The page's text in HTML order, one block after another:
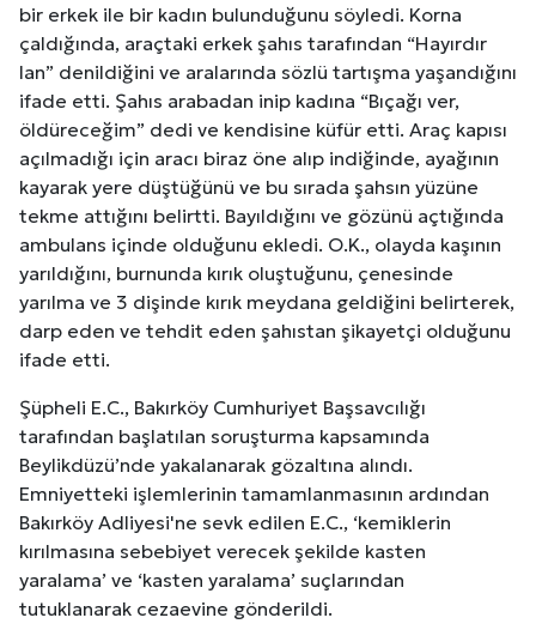
bir erkek ile bir kadın bulunduğunu söyledi. Korna
çaldığında, araçtaki erkek şahıs tarafından “Hayırdır
lan” denildiğini ve aralarında sözlü tartışma yaşandığını
ifade etti. Şahıs arabadan inip kadına “Bıçağı ver,
öldüreceğim” dedi ve kendisine küfür etti. Araç kapısı
açılmadığı için aracı biraz öne alıp indiğinde, ayağının
kayarak yere düştüğünü ve bu sırada şahsın yüzüne
tekme attığını belirtti. Bayıldığını ve gözünü açtığında
ambulans içinde olduğunu ekledi. O.K., olayda kaşının
yarıldığını, burnunda kırık oluştuğunu, çenesinde
yarılma ve 3 dişinde kırık meydana geldiğini belirterek,
darp eden ve tehdit eden şahıstan şikayetçi olduğunu
ifade etti.
Şüpheli E.C., Bakırköy Cumhuriyet Başsavcılığı
tarafından başlatılan soruşturma kapsamında
Beylikdüzü’nde yakalanarak gözaltına alındı.
Emniyetteki işlemlerinin tamamlanmasının ardından
Bakırköy Adliyesi'ne sevk edilen E.C., ‘kemiklerin
kırılmasına sebebiyet verecek şekilde kasten
yaralama’ ve ‘kasten yaralama’ suçlarından
tutuklanarak cezaevine gönderildi.